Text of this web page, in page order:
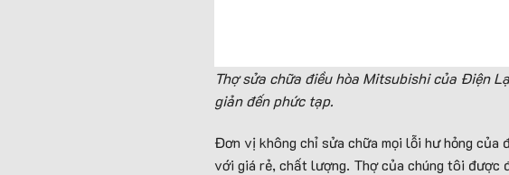
Thợ sửa chữa điều hòa Mitsubishi của Điện
giản đến phức tạp.
Đơn vị không chỉ sửa chữa mọi lỗi hư hỏng của
với giá rẻ, chất lượng. Thợ của chúng tôi được